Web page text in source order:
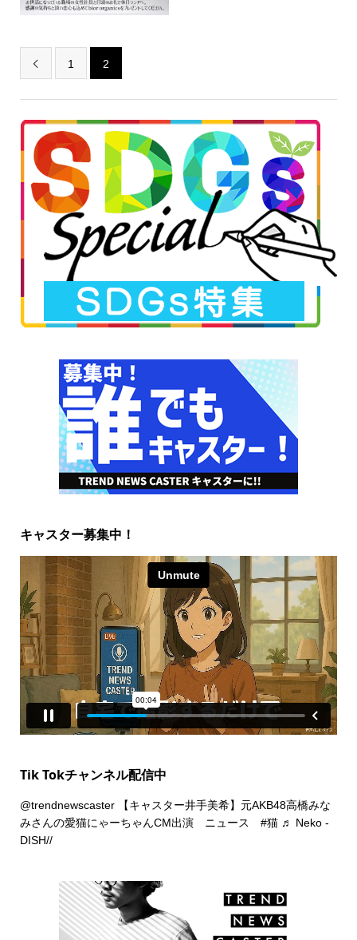
 1 2
キャスター募集中！
Tik Tokチャンネル配信中
@trendnewscaster【キャスター井手美希】元AKB48高橋みな
みさんの愛猫にゃーちゃんCM出演 ニュース #猫 ♬ Neko -
DISH//